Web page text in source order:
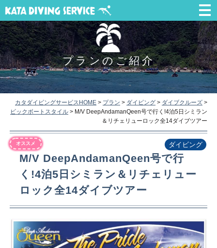
プランのご紹介
カタダイビングサービスHOME > プラン > ダイビング > ダイブクルーズ >
ビックボートスタイル > M/V DeepAndamanQeen号で行く!4泊5日シミラン
＆リチェリューロック全14ダイブツアー
オススメ
M/V DeepAndamanQeen号で行
く!4泊5日シミラン＆リチェリュー
ロック全14ダイブツアー
ダイビング